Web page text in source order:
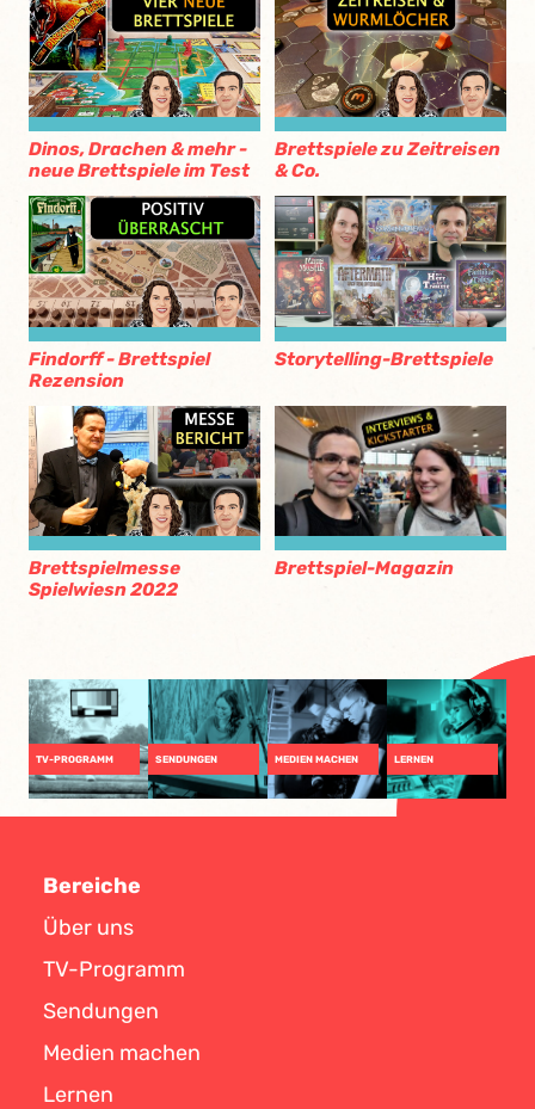
Dinos, Drachen & mehr -
neue Brettspiele im Test
Brettspiele zu Zeitreisen
& Co.
Findorff - Brettspiel
Rezension
Storytelling-Brettspiele
Brettspielmesse
Spielwiesn 2022
Brettspiel-Magazin
TV-PROGRAMM SENDUNGEN MEDIEN MACHEN LERNEN
Bereiche
Über uns
TV-Programm
Sendungen
Medien machen
Lernen